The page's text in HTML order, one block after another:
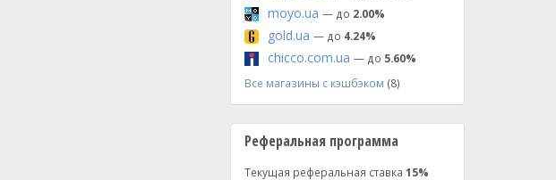
moyo.ua — до 2.00%
gold.ua — до 4.24%
chicco.com.ua — до 5.60%
Все магазины с кэшбэком (8)
Реферальная программа
Текущая реферальная ставка 15%